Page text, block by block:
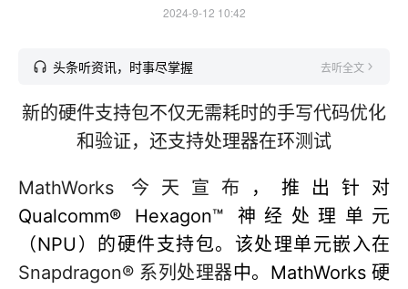
2024-9-12 10:42
头条听资讯，时事尽掌握 去听全文
新的硬件支持包不仅无需耗时的手写代码优化
和验证，还支持处理器在环测试
MathWorks 今天宣布
，推出针对
Qualcomm® Hexagon™ 神经处理单元
（NPU）的硬件支持包。该处理单元嵌入在
Snapdragon® 系列处理器中。MathWorks 硬